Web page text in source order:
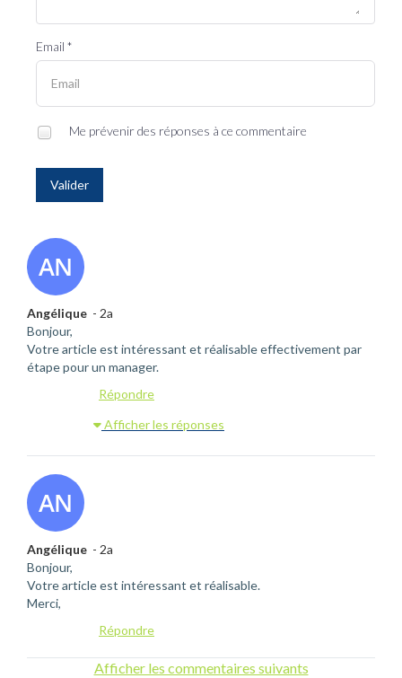
Email *
Me prévenir des réponses à ce commentaire
Valider
Angélique - 2a
Bonjour,
Votre article est intéressant et réalisable effectivement par
étape pour un manager.
Répondre
Afficher les réponses
Angélique - 2a
Bonjour,
Votre article est intéressant et réalisable.
Merci,
Répondre
Afficher les commentaires suivants